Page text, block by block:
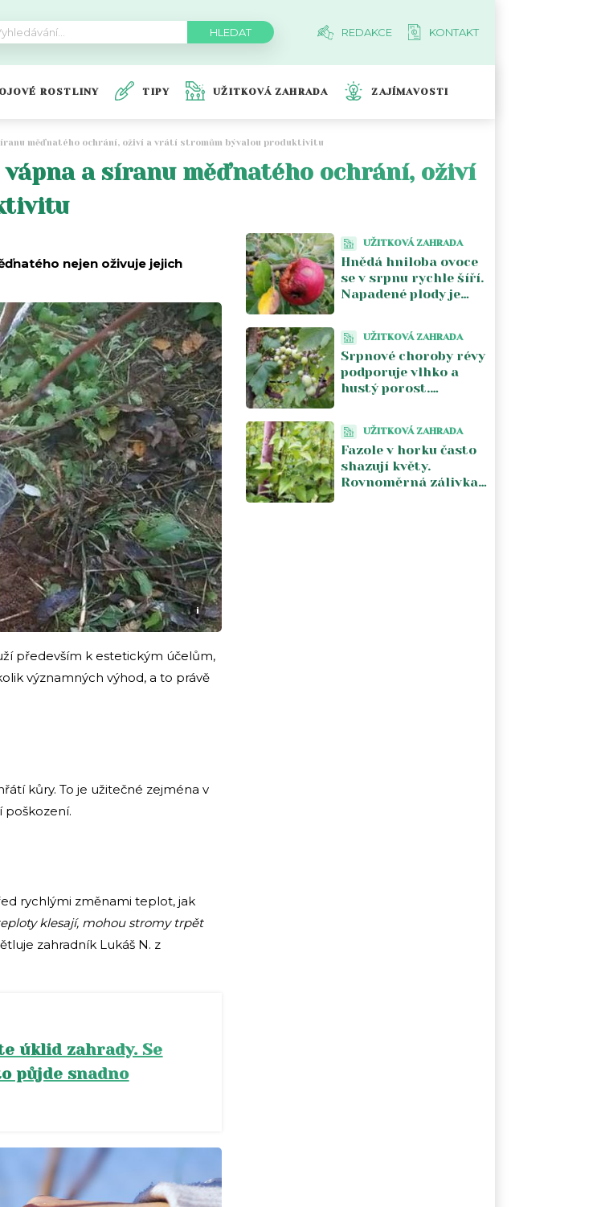
REDAKCE KONTAKT
ROSTLINY TIPY UŽITKOVÁ ZAHRADA ZAJÍMAVOSTI
měďnatého ochrání, oživí a vrátí stromům bývalou produktivitu
a síranu měďnatého ochrání, oživí
nejen oživuje jejich
i
především k estetickým účelům,
významných výhod, a to právě
kůry. To je užitečné zejména v
poškození.
rychlými změnami teplot, jak
klesají, mohou stromy trpět
zahradník Lukáš N. z
úklid zahrady. Se
půjde snadno
UŽITKOVÁ ZAHRADA
Hnědá hniloba ovoce
se v srpnu rychle šíří.
Napadené plody je
UŽITKOVÁ ZAHRADA
Srpnové choroby révy
podporuje vlhko a
hustý porost.
napadených částí
UŽITKOVÁ ZAHRADA
Fazole v horku často
shazují květy.
Rovnoměrná zálivka